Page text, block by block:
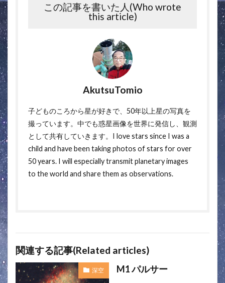
この記事を書いた人(Who wrote
this article)
AkutsuTomio
子どものころから星が好きで、50年以上星の写真を
撮っています。中でも惑星画像を世界に発信し、観測
として共有していきます。I love stars since I was a
child and have been taking photos of stars for over
50 years. I will especially transmit planetary images
to the world and share them as observations.
関連する記事(Related articles)
深空 M1 パルサー